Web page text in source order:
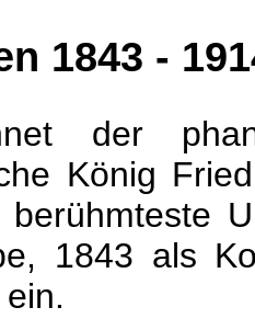
1843 -
der
König
1843 als